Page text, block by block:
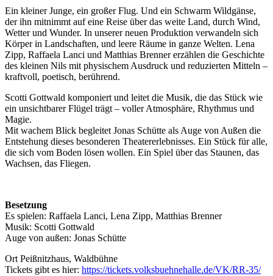
Ein kleiner Junge, ein großer Flug. Und ein Schwarm Wildgänse,
der ihn mitnimmt auf eine Reise über das weite Land, durch Wind,
Wetter und Wunder. In unserer neuen Produktion verwandeln sich
Körper in Landschaften, und leere Räume in ganze Welten. Lena
Zipp, Raffaela Lanci und Matthias Brenner erzählen die Geschichte
des kleinen Nils mit physischem Ausdruck und reduzierten Mitteln –
kraftvoll, poetisch, berührend.
Scotti Gottwald komponiert und leitet die Musik, die das Stück wie
ein unsichtbarer Flügel trägt – voller Atmosphäre, Rhythmus und
Magie.
Mit wachem Blick begleitet Jonas Schütte als Auge von Außen die
Entstehung dieses besonderen Theatererlebnisses. Ein Stück für alle,
die sich vom Boden lösen wollen. Ein Spiel über das Staunen, das
Wachsen, das Fliegen.
Besetzung
Es spielen: Raffaela Lanci, Lena Zipp, Matthias Brenner
Musik: Scotti Gottwald
Auge von außen: Jonas Schütte
Ort Peißnitzhaus, Waldbühne
Tickets gibt es hier: https://tickets.volksbuehnehalle.de/VK/RR-35/